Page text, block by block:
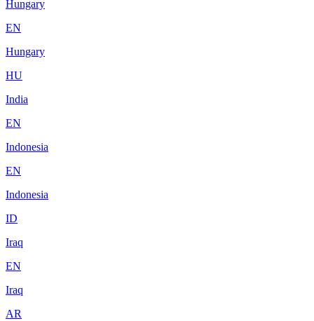
Hungary
EN
Hungary
HU
India
EN
Indonesia
EN
Indonesia
ID
Iraq
EN
Iraq
AR